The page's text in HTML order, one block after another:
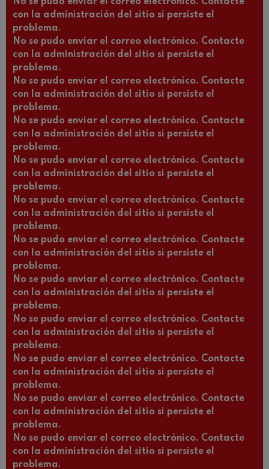
con la administración del sitio si persiste el
problema.
No se pudo enviar el correo electrónico. Contacte
con la administración del sitio si persiste el
problema.
No se pudo enviar el correo electrónico. Contacte
con la administración del sitio si persiste el
problema.
No se pudo enviar el correo electrónico. Contacte
con la administración del sitio si persiste el
problema.
No se pudo enviar el correo electrónico. Contacte
con la administración del sitio si persiste el
problema.
No se pudo enviar el correo electrónico. Contacte
con la administración del sitio si persiste el
problema.
No se pudo enviar el correo electrónico. Contacte
con la administración del sitio si persiste el
problema.
No se pudo enviar el correo electrónico. Contacte
con la administración del sitio si persiste el
problema.
No se pudo enviar el correo electrónico. Contacte
con la administración del sitio si persiste el
problema.
No se pudo enviar el correo electrónico. Contacte
con la administración del sitio si persiste el
problema.
No se pudo enviar el correo electrónico. Contacte
con la administración del sitio si persiste el
problema.
No se pudo enviar el correo electrónico. Contacte
con la administración del sitio si persiste el
problema.